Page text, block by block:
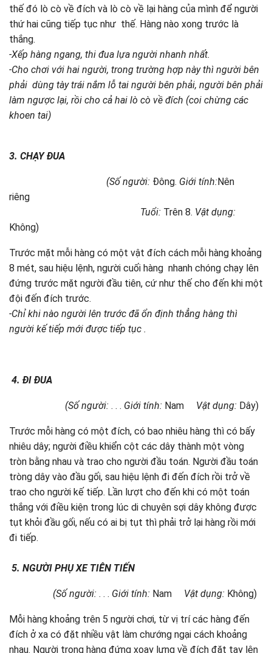
thế đó lò cò về đích và lò cò về lại hàng của mình để người
thứ hai cũng tiếp tục như thế. Hàng nào xong trước là
thắng.
-Xếp hàng ngang, thi đua lựa người nhanh nhất.
­-Cho chơi với hai người, trong trường hợp này thì người bên
phải dùng tày trái nắm lỗ tai người bên phải, người bên phải
làm ngược lại, rồi cho cả hai lò cò về đích (coi chừng các
khoen tai)
3. CHẠY ĐUA
(Số người: Đông. Giới tính:Nên
riêng
Tuổi: Trên 8. Vật dụng:
Không)
Trước mặt mỗi hàng có một vật đích cách mỗi hàng khoảng
8 mét, sau hiệu lệnh, người cuối hàng nhanh chóng chạy lên
đứng trước mặt người đầu tiên, cứ như thế cho đến khi một
đội đến đích trước.
-Chỉ khi nào người lên trước đã ổn định thẳng hàng thì
người kế tiếp mới được tiếp tục .
4. ĐI ĐUA
(Số người: . . . Giới tính: Nam Vật dụng: Dây)
Trước mỗi hàng có một đích, có bao nhiêu hàng thì có bấy
nhiêu dây; người điều khiển cột các dây thành một vòng
tròn bằng nhau và trao cho người đầu toán. Người đầu toán
tròng dây vào đầu gối, sau hiệu lệnh đi đến đích rồi trở về
trao cho người kế tiếp. Lần lượt cho đến khi có một toán
thắng với điều kiện trong lúc di chuyên sợi dây không được
tụt khỏi đầu gối, nếu có ai bị tụt thì phải trở lại hàng rồi mới
đi tiếp.
5. NGƯỜI PHỤ XE TIÊN TIẾN
(Số người: . . . Giới tính: Nam Vật dụng: Không)
Mỗi hàng khoảng trên 5 người chơi, từ vị trí các hàng đến
đích ở xa có đặt nhiều vật làm chướng ngại cách khoảng
nhau. Người trong hàng đứng xoay lưng về đích đặt tay lên